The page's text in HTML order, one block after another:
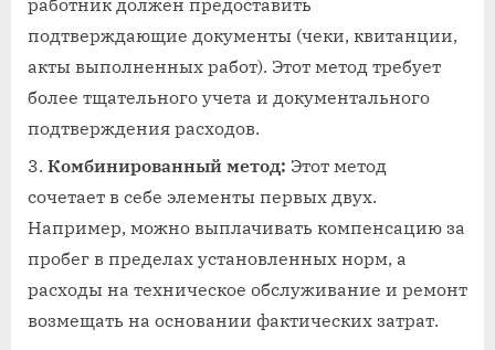
подтверждающие документы (чеки, квитанции,
акты выполненных работ). Этот метод требует
более тщательного учета и документального
подтверждения расходов.
Комбинированный метод: Этот метод
сочетает в себе элементы первых двух.
Например, можно выплачивать компенсацию за
пробег в пределах установленных норм, а
расходы на техническое обслуживание и ремонт
возмещать на основании фактических затрат.